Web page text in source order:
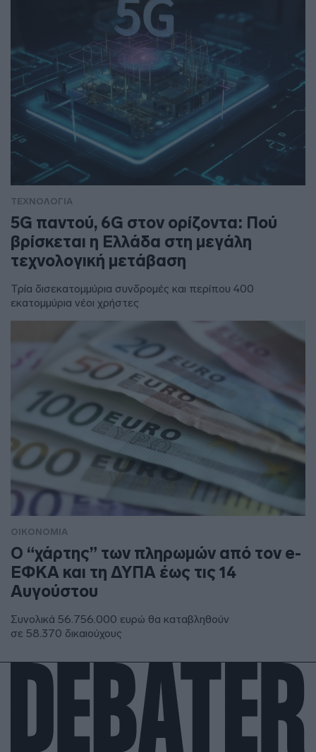
ΤΕΧΝΟΛΟΓΙΑ
5G παντού, 6G στον ορίζοντα: Πού
βρίσκεται η Ελλάδα στη μεγάλη
τεχνολογική μετάβαση
Τρία δισεκατομμύρια συνδρομές και περίπου 400
εκατομμύρια νέοι χρήστες
ΟΙΚΟΝΟΜΙΑ
Ο “χάρτης” των πληρωμών από τον e-
ΕΦΚΑ και τη ΔΥΠΑ έως τις 14
Αυγούστου
Συνολικά 56.756.000 ευρώ θα καταβληθούν
σε 58.370 δικαιούχους